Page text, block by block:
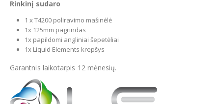
Rinkinį sudaro
1 x T4200 poliravimo mašinėlė
1x 125mm pagrindas
1x papildomi angliniai šepetėliai
1x Liquid Elements krepšys
Garantnis laikotarpis 12 mėnesių.